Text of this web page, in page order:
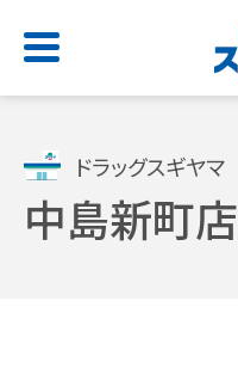
店舗検索
ドラッグスギヤマ
中島新町店